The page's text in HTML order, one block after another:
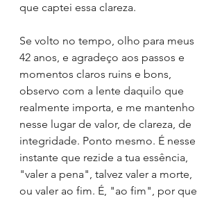
que captei essa clareza.
Se volto no tempo, olho para meus
42 anos, e agradeço aos passos e
momentos claros ruins e bons,
observo com a lente daquilo que
realmente importa, e me mantenho
nesse lugar de valor, de clareza, de
integridade. Ponto mesmo. É nesse
instante que rezide a tua essência,
"valer a pena", talvez valer a morte,
ou valer ao fim. É, "ao fim", por que